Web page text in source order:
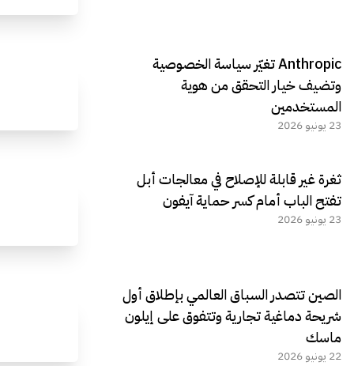
Anthropic تغيّر سياسة الخصوصية
وتضيف خيار التحقق من هوية
المستخدمين
23 يونيو 2026
ثغرة غير قابلة للإصلاح في معالجات أبل
تفتح الباب أمام كسر حماية آيفون
23 يونيو 2026
الصين تتصدر السباق العالمي بإطلاق أول
شريحة دماغية تجارية وتتفوق على إيلون
ماسك
22 يونيو 2026